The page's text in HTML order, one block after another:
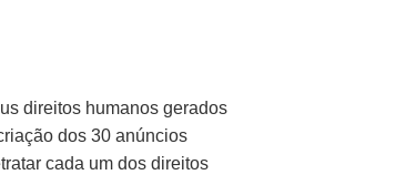
direitos humanos gerados
dos 30 anúncios
cada um dos direitos